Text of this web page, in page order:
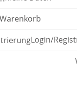
- Verlag für